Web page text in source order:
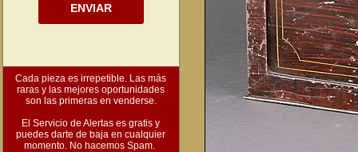
ENVIAR
Cada pieza es irrepetible. Las más
raras y las mejores oportunidades
son las primeras en venderse.
El Servicio de Alertas es gratis y
puedes darte de baja en cualquier
momento. No hacemos Spam.